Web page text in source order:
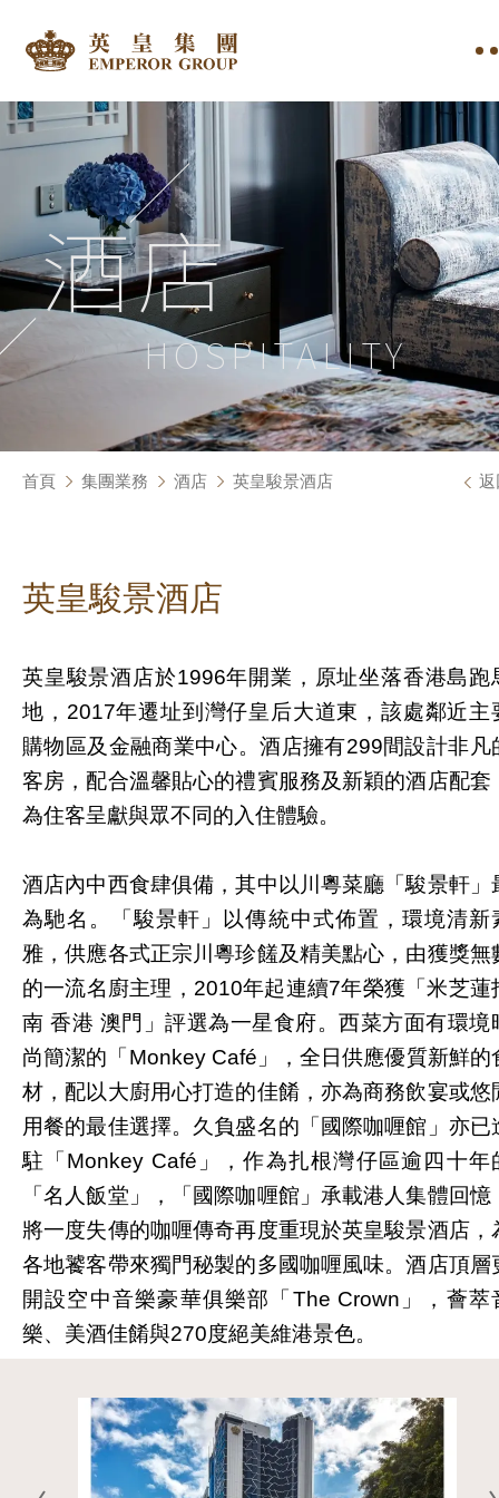
酒店
HOSPITALITY
返
首頁 集團業務 酒店 英皇駿景酒店
英皇駿景酒店
英皇駿景酒店於1996年開業，原址坐落香港島跑
地，2017年遷址到灣仔皇后大道東，該處鄰近主
購物區及金融商業中心。酒店擁有299間設計非凡
客房，配合溫馨貼心的禮賓服務及新穎的酒店配套
為住客呈獻與眾不同的入住體驗。
酒店內中西食肆俱備，其中以川粵菜廳「駿景軒」
為馳名。「駿景軒」以傳統中式佈置，環境清新
雅，供應各式正宗川粵珍饈及精美點心，由獲獎無
的一流名廚主理，2010年起連續7年榮獲「米芝蓮
南 香港 澳門」評選為一星食府。西菜方面有環境
尚簡潔的「Monkey Café」，全日供應優質新鮮的
材，配以大廚用心打造的佳餚，亦為商務飲宴或悠
用餐的最佳選擇。久負盛名的「國際咖喱館」亦已
駐「Monkey Café」，作為扎根灣仔區逾四十年
「名人飯堂」，「國際咖喱館」承載港人集體回憶
將一度失傳的咖喱傳奇再度重現於英皇駿景酒店，
各地饕客帶來獨門秘製的多國咖喱風味。酒店頂層
開設空中音樂豪華俱樂部「The Crown」，薈萃
樂、美酒佳餚與270度絕美維港景色。